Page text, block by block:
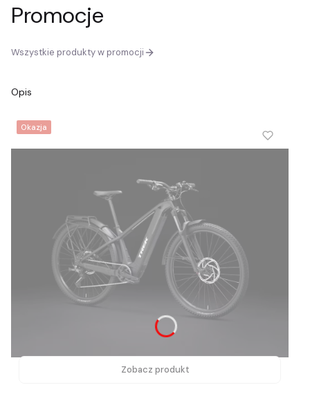
Promocje
Wszystkie produkty w promocji
Opis
Okazja
Zobacz produkt